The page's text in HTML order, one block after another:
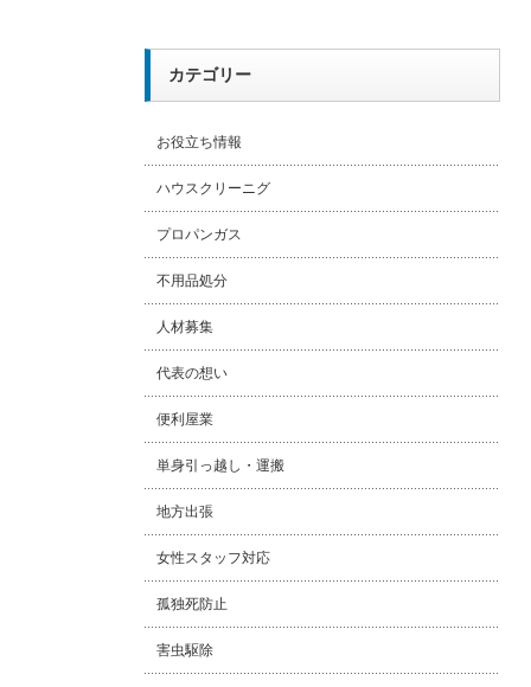
カテゴリー
お役立ち情報
ハウスクリーニグ
プロパンガス
不用品処分
人材募集
代表の想い
便利屋業
単身引っ越し・運搬
地方出張
女性スタッフ対応
孤独死防止
害虫駆除